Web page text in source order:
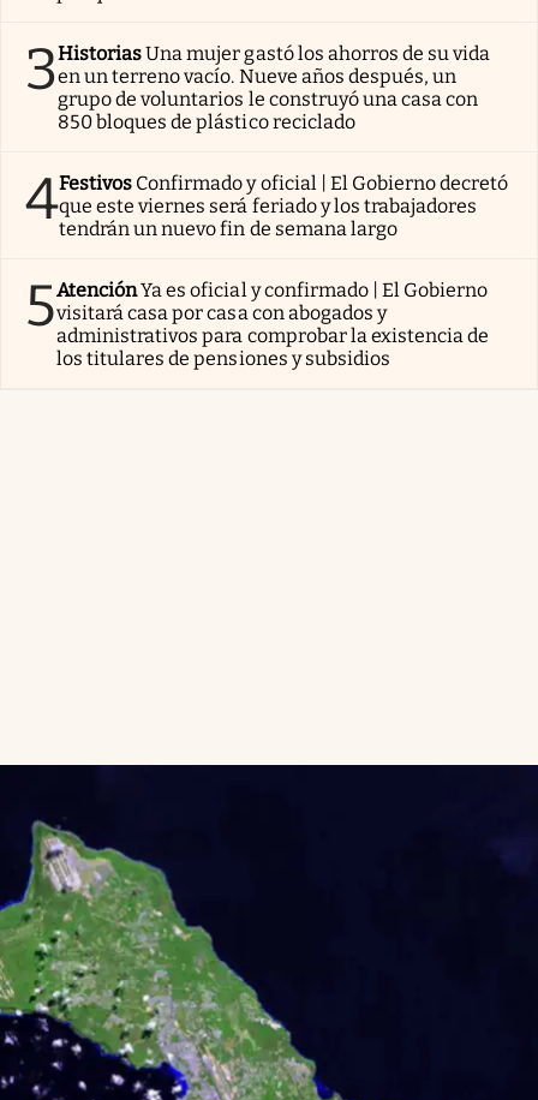
3HistoriasUna mujer gastó los ahorros de su vida
en un terreno vacío. Nueve años después, un
grupo de voluntarios le construyó una casa con
850 bloques de plástico reciclado
4Festivos Confirmado y oficial | El Gobierno decretó
que este viernes será feriado y los trabajadores
tendrán un nuevo fin de semana largo
5AtenciónYa es oficial y confirmado | El Gobierno
visitará casa por casa con abogados y
administrativos para comprobar la existencia de
los titulares de pensiones y subsidios